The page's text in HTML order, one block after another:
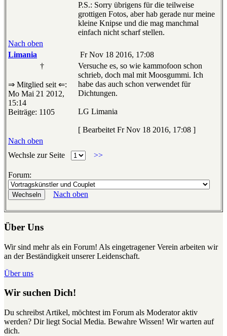
P.S.: Sorry übrigens für die teilweise
grottigen Fotos, aber hab gerade nur meine
kleine Knipse und die mag manchmal
einfach nicht scharf stellen.
Nach oben
Limania
Fr Nov 18 2016, 17:08
†
⇒ Mitglied seit ⇐:
Mo Mai 21 2012,
15:14
Beiträge: 1105
Versuche es, so wie kammofoon schon
schrieb, doch mal mit Moosgummi. Ich
habe das auch schon verwendet für
Dichtungen.
LG Limania
[ Bearbeitet Fr Nov 18 2016, 17:08 ]
Nach oben
Wechsle zur Seite
>>
Forum:
Nach oben
Über Uns
Wir sind mehr als ein Forum! Als eingetragener Verein arbeiten wir
an der Beständigkeit unserer Leidenschaft.
Über uns
Wir suchen Dich!
Du schreibst Artikel, möchtest im Forum als Moderator aktiv
werden? Dir liegt Social Media. Bewahre Wissen! Wir warten auf
dich.